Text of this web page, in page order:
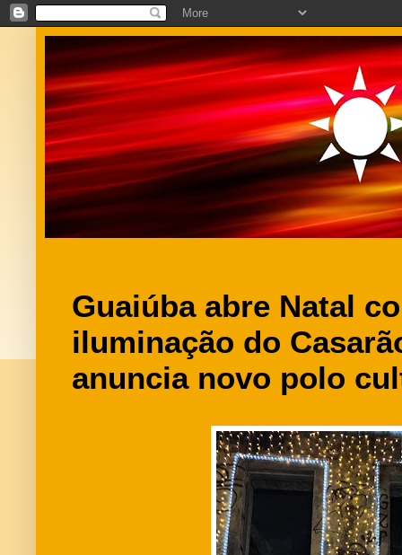
Guaiúba abre Natal
iluminação do
anuncia novo polo